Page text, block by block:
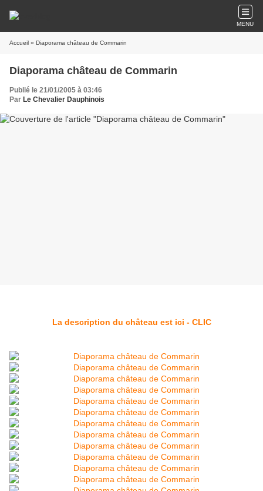
MENU
Accueil » Diaporama château de Commarin
Diaporama château de Commarin
Publié le 21/01/2005 à 03:46
Par Le Chevalier Dauphinois
La description du château est ici - CLIC